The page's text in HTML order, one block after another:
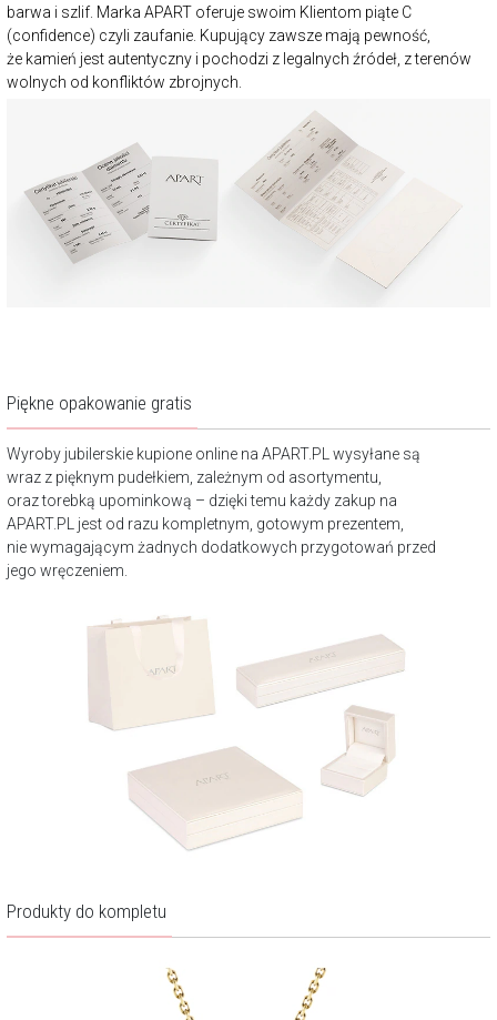
barwa i szlif. Marka APART oferuje swoim Klientom piąte C
(confidence) czyli zaufanie. Kupujący zawsze mają pewność,
że kamień jest autentyczny i pochodzi z legalnych źródeł, z terenów
wolnych od konfliktów zbrojnych.
Piękne opakowanie gratis
Wyroby jubilerskie kupione online na APART.PL wysyłane są
wraz z pięknym pudełkiem, zależnym od asortymentu,
oraz torebką upominkową – dzięki temu każdy zakup na
APART.PL jest od razu kompletnym, gotowym prezentem,
nie wymagającym żadnych dodatkowych przygotowań przed
jego wręczeniem.
Produkty do kompletu